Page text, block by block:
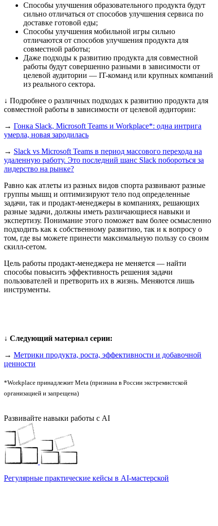
Способы улучшения образовательного продукта будут
сильно отличаться от способов улучшения сервиса по
доставке готовой еды;
Способы улучшения мобильной игры сильно
отличаются от способов улучшения продукта для
совместной работы;
Даже подходы к развитию продукта для совместной
работы будут совершенно разными в зависимости от
целевой аудитории — IT-команд или крупных компаний
из реального сектора.
↓ Подробнее о различных подходах к развитию продукта для
совместной работы в зависимости от целевой аудитории:
→ Гонка Slack, Microsoft Teams и Workplace*: одна интрига
умерла, новая зародилась
→ Slack vs Microsoft Teams в период массового перехода на
удаленную работу. Это последний шанс Slack побороться за
лидерство на рынке?
Равно как атлеты из разных видов спорта развивают разные
группы мышц и оптимизируют тело под определенные
задачи, так и продакт-менеджеры в компаниях, решающих
разные задачи, должны иметь различающиеся навыки и
экспертизу. Понимание этого поможет вам более осмысленно
подходить как к собственному развитию, так и к вопросу о
том, где вы можете принести максимальную пользу со своим
скилл-сетом.
Цель работы продакт-менеджера не меняется — найти
способы повысить эффективность решения задачи
пользователей и претворить их в жизнь. Меняются лишь
инструменты.
↓ Следующий материал серии:
→ Метрики продукта, роста, эффективности и добавочной
ценности
*Workplace принадлежит Meta (признана в России экстремистской
организацией и запрещена)
Развивайте навыки работы с AI
Регулярные практические кейсы в AI-мастерской